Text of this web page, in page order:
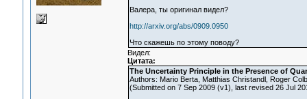
Валера, ты оригинал видел?
http://arxiv.org/abs/0909.0950
Что скажешь по этому поводу?
Видел:
Цитата:
The Uncertainty Principle in the Presence of
Authors: Mario Berta, Matthias Christandl, Roger
(Submitted on 7 Sep 2009 (v1), last revised 26 Jul